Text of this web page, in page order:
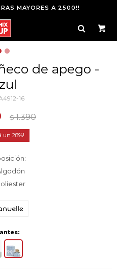
MAYORES A 2500!!
de apego -
16
$ 1.390
28